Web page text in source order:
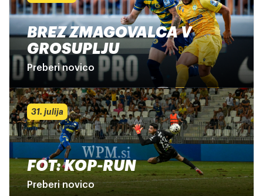
BREZ ZMAGOVALCA V
GROSUPLJU
Preberi novico
31. julija
FOT: KOP-RUN
Preberi novico